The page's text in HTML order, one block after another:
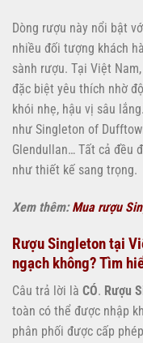
Dòng rượu này nổi bật
nhiều đối tượng khách
sành rượu. Tại Việt Nam,
đặc biệt yêu thích nhờ
khói nhẹ, hậu vị sâu
như Singleton of
Glendullan… Tất cả đều
như thiết kế sang trọng.
Xem thêm:Mua rượu
Rượu Singleton tại
ngạch không? Tìm
Câu trả lời là CÓ. Rượu
toàn có thể được nhập
phân phối được cấp